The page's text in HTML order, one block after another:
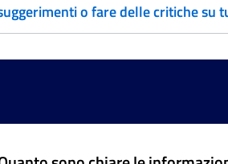
o fare delle critiche su